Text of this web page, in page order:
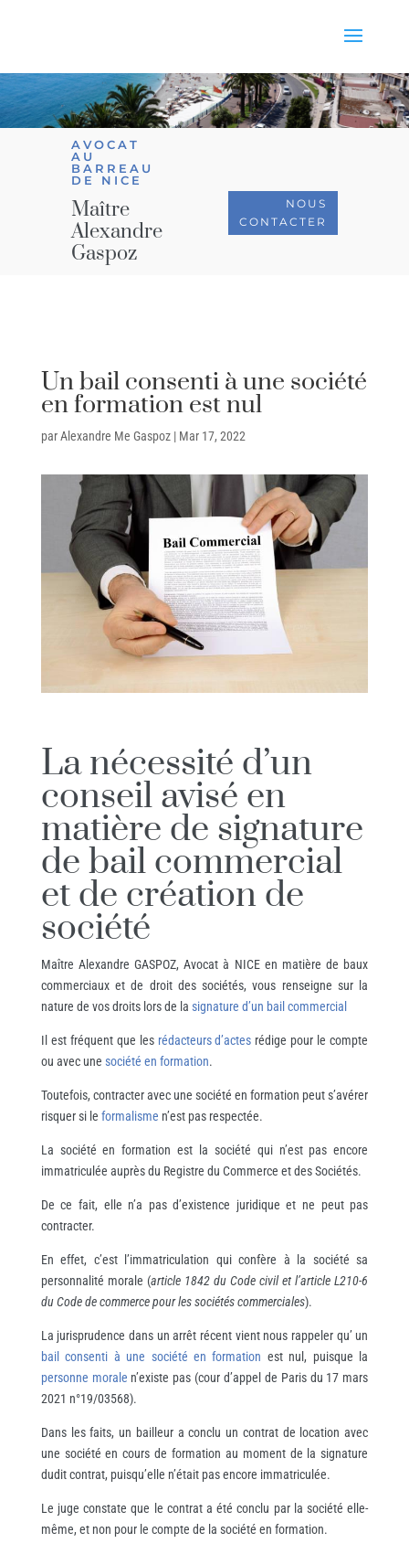
AVOCAT
AU
BARREAU
DE NICE
Maître
Alexandre
Gaspoz
NOUS
CONTACTER
Un bail consenti à une société
en formation est nul
parAlexandre Me Gaspoz| Mar 17, 2022
La nécessité d’un
conseil avisé en
matière de signature
de bail commercial
et de création de
société
Maître Alexandre GASPOZ, Avocat à NICE en matière de baux
commerciaux et de droit des sociétés, vous renseigne sur la
nature de vos droits lors de la signature d’un bail commercial
Il est fréquent que les rédacteurs d’actes rédige pour le compte
ou avec une société en formation.
Toutefois, contracter avec une société en formation peut s’avérer
risquer si le formalisme n’est pas respectée.
La société en formation est la société qui n’est pas encore
immatriculée auprès du Registre du Commerce et des Sociétés.
De ce fait, elle n’a pas d’existence juridique et ne peut pas
contracter.
En effet, c’est l’immatriculation qui confère à la société sa
personnalité morale (article 1842 du Code civil et l’article L210-6
du Code de commerce pour les sociétés commerciales).
La jurisprudence dans un arrêt récent vient nous rappeler qu’ un
bail consenti à une société en formation est nul, puisque la
personne morale n’existe pas (cour d’appel de Paris du 17 mars
2021 n°19/03568).
Dans les faits, un bailleur a conclu un contrat de location avec
une société en cours de formation au moment de la signature
dudit contrat, puisqu’elle n’était pas encore immatriculée.
Le juge constate que le contrat a été conclu par la société elle-
même, et non pour le compte de la société en formation.